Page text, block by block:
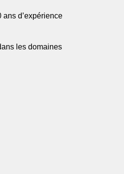
d’expérience
les domaines